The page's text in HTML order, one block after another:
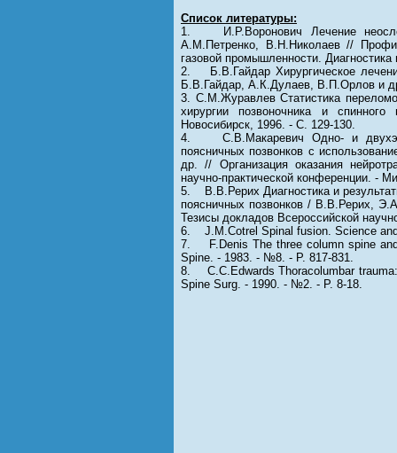
Список литературы:
1. И.Р.Воронович Лечение
А.М.Петренко, В.Н.Николаев //
газовой промышленности.
2. Б.В.Гайдар Хирургическое
Б.В.Гайдар, А.К.Дулаев, В.П.Орлов и
3. С.М.Журавлев Статистика
хирургии позвоночника и
Новосибирск, 1996. - С. 129-130.
4. С.В.Макаревич Одно- и
поясничных позвонков с
др. // Организация оказания
научно-практической конференции. -
5. В.В.Рерих Диагностика и
поясничных позвонков / В.В.Рерих,
Тезисы докладов Всероссийской
6. J.M.Cotrel Spinal fusion. Science
7. F.Denis The three column spine
Spine. - 1983. - №8. - P. 817-831.
8. С.С.Edwards Thoracolumbar
Spine Surg. - 1990. - №2. - P. 8-18.